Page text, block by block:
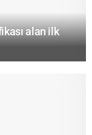
alan ilk